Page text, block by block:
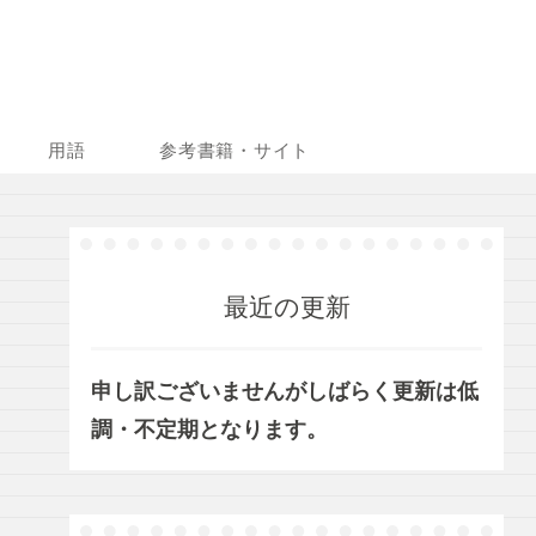
用語 参考書籍・サイト
最近の更新
申し訳ございませんがしばらく更新は低
調・不定期となります。